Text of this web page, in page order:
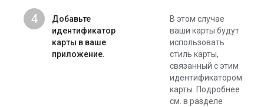
4
Добавьте
идентификатор
карты в ваше
приложение.
В этом случае
ваши карты будут
использовать
стиль карты,
связанный с этим
идентификатором
карты. Подробнее
см. в разделе